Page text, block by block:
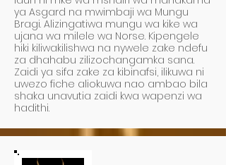
ya Asgard na mwimbaji wa Mungu
Bragi. Alizingatiwa mungu wa kike wa
ujana wa milele wa Norse. Kipengele
hiki kiliwakilishwa na nywele zake ndefu
za dhahabu zilizochangamka sana.
Zaidi ya sifa zake za kibinafsi, ilikuwa ni
uwezo fiche aliokuwa nao ambao bila
shaka unavutia zaidi kwa wapenzi wa
hadithi.